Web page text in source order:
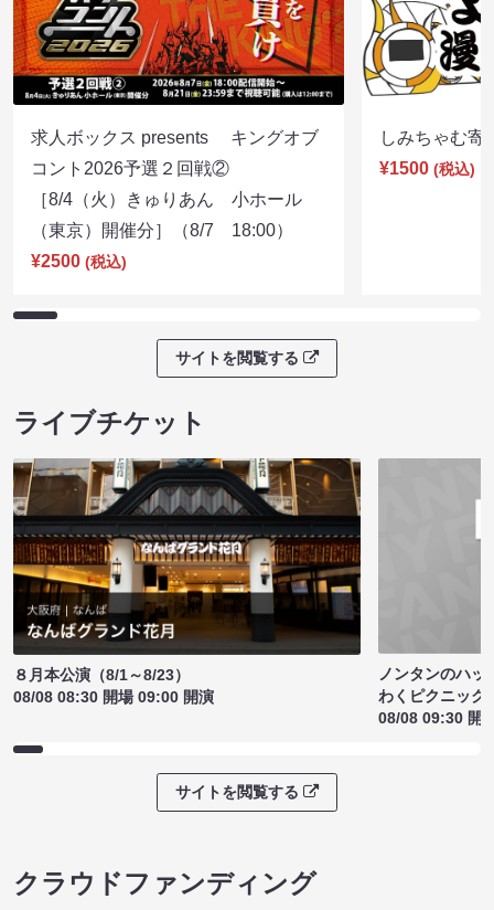
求人ボックス presents キングオブ
コント2026予選２回戦②
［8/4（火）きゅりあん 小ホール
（東京）開催分］（8/7 18:00）
¥2500 (税込)
しみちゃむ
¥1500 (税込)
サイトを閲覧する
ライブチケット
８月本公演（8/1～8/23）
08/08 08:30 開場 09:00 開演
ノンタンのハッ
わくピクニック
08/08 09:30 開
サイトを閲覧する
クラウドファンディング